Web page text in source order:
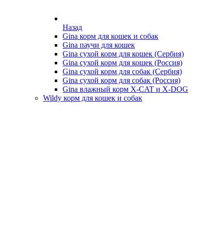
Назад
Gina корм для кошек и собак
Gina паучи для кошек
Gina сухой корм для кошек (Сербия)
Gina сухой корм для кошек (Россия)
Gina сухой корм для собак (Сербия)
Gina сухой корм для собак (Россия)
Gina влажный корм X-CAT и X-DOG
Wildy корм для кошек и собак